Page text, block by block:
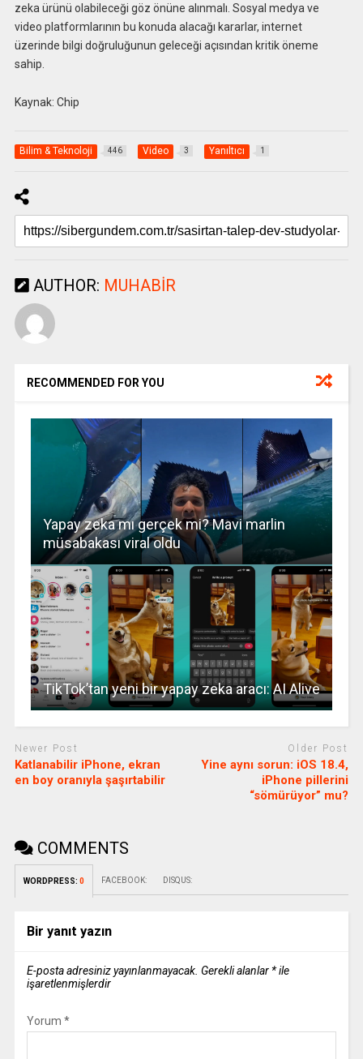
zeka ürünü olabileceği göz önüne alınmalı. Sosyal medya ve
video platformlarının bu konuda alacağı kararlar, internet
üzerinde bilgi doğruluğunun geleceği açısından kritik öneme
sahip.
Kaynak: Chip
Bilim & Teknoloji 446 Video 3 Yanıltıcı 1
AUTHOR: MUHABIR
RECOMMENDED FOR YOU
Yapay zeka mı gerçek mi? Mavi marlin
müsabakası viral oldu
TikTok’tan yeni bir yapay zeka aracı: AI Alive
Newer Post
Katlanabilir iPhone, ekran
en boy oranıyla şaşırtabilir
Older Post
Yine aynı sorun: iOS 18.4,
iPhone pillerini
“sömürüyor” mu?
COMMENTS
WORDPRESS: 0 FACEBOOK: DISQUS:
Bir yanıt yazın
E-posta adresiniz yayınlanmayacak. Gerekli alanlar *ile
işaretlenmişlerdir
Yorum *